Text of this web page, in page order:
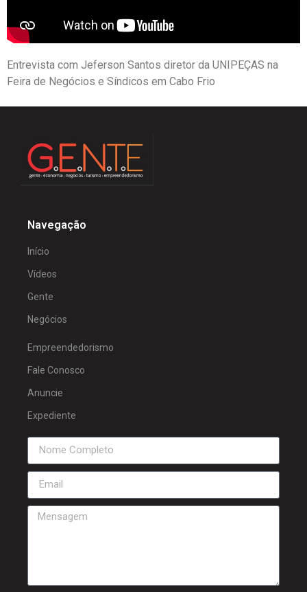
Entrevista com Jeferson Santos diretor da UNIPEÇAS na
Feira de Negócios e Síndicos em Cabo Frio
Navegação
Início
Vídeos
Gente
Negócios
Empreendedorismo
Fale Conosco
Anuncie
Expediente